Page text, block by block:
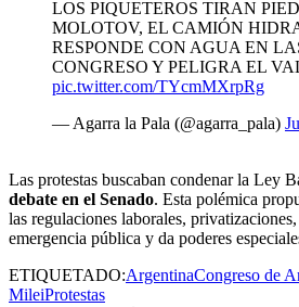
LOS PIQUETEROS TIRAN
MOLOTOV, EL CAMIÓN
RESPONDE CON AGUA EN
CONGRESO Y PELIGRA EL
pic.twitter.com/TYcmMXrpRg
— Agarra la Pala (@agarra_pala)
Las protestas buscaban condenar la Ley
debate en el Senado. Esta polémica
las regulaciones laborales,
emergencia pública y da poderes
ETIQUETADO:ArgentinaCongreso de
MileiProtestas